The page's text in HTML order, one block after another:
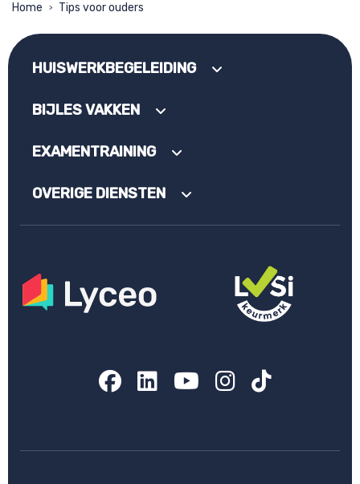
Home > Tips voor ouders
HUISWERKBEGELEIDING
BIJLES VAKKEN
EXAMENTRAINING
OVERIGE DIENSTEN
Facebook
LinkedIn
YouTube
Instagram
TikTok